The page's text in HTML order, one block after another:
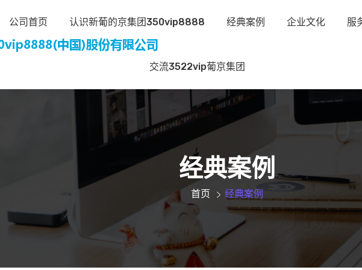
公司首页 认识新葡的京集团350vip8888 经典案例 企业文化 服
交流3522vip葡京集团
经典案例
首页 经典案例